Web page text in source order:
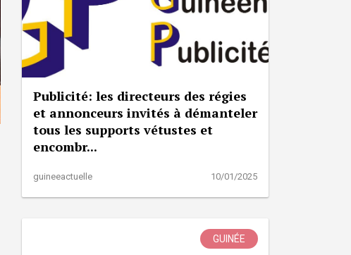
Publicité: les directeurs des régies
et annonceurs invités à démanteler
tous les supports vétustes et
encombr...
guineeactuelle 10/01/2025
GUINÉE